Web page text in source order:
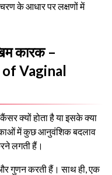
के आधार पर लक्षणों में
कारक –
Vaginal
क्यों होता है या इसके क्या
में कुछ आनुवंशिक बदलाव
लगती हैं।
और गुणन करती हैं। साथ ही, एक